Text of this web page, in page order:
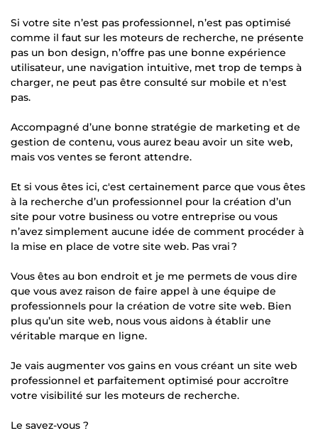
Si votre site n’est pas professionnel, n’est pas optimisé
comme il faut sur les moteurs de recherche, ne présente
pas un bon design, n’offre pas une bonne expérience
utilisateur, une navigation intuitive, met trop de temps à
charger, ne peut pas être consulté sur mobile et n'est
pas.
Accompagné d’une bonne stratégie de marketing et de
gestion de contenu, vous aurez beau avoir un site web,
mais vos ventes se feront attendre.
Et si vous êtes ici, c'est certainement parce que vous êtes
à la recherche d’un professionnel pour la création d’un
site pour votre business ou votre entreprise ou vous
n’avez simplement aucune idée de comment procéder à
la mise en place de votre site web. Pas vrai ?
Vous êtes au bon endroit et je me permets de vous dire
que vous avez raison de faire appel à une équipe de
professionnels pour la création de votre site web. Bien
plus qu’un site web, nous vous aidons à établir une
véritable marque en ligne.
Je vais augmenter vos gains en vous créant un site web
professionnel et parfaitement optimisé pour accroître
votre visibilité sur les moteurs de recherche.
Le savez-vous ?